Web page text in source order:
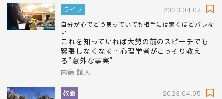
ライフ 2023.04.07
自分が心でどう思っていても相手には驚くほどバレな
い
これを知っていれば大勢の前のスピーチでも
緊張しなくなる…心理学者がこっそり教え
る"意外な事実"
内藤 誼人
教養 2023.04.05